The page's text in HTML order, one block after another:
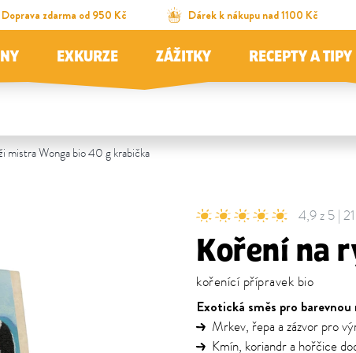
Doprava zdarma od 950 Kč Dárek k nákupu nad 1100 Kč
EXKURZE ZÁŽITKY RECEPTY A TIPY
mistra Wonga bio 40 g krabička
4,9 z 5 |
Koření na
kořenící přípravek bio
Exotická směs pro barevnou
Mrkev, řepa a zázvor pro
Kmín, koriandr a hořčice